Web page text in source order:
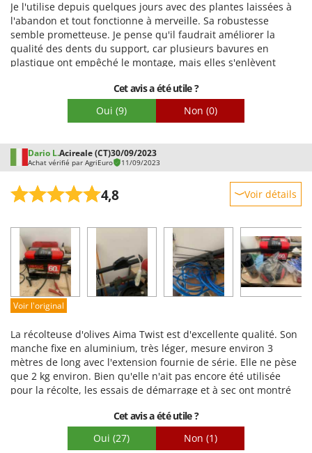
Je l'utilise depuis quelques jours avec des plantes laissées à
l'abandon et tout fonctionne à merveille. Sa robustesse
semble prometteuse. Je pense qu'il faudrait améliorer la
qualité des dents du support, car plusieurs bavures en
plastique ont empêché le montage, mais elles s'enlèvent
Cet avis a été utile ?
Oui (9) Non (0)
Dario L.Acireale (CT)30/09/2023
Achat vérifié par AgriEuro 11/09/2023
4,8 Voir détails
Prestations
Facilité d'utilisation
Qualité / Prix
Facilité de montage
Voir l'original
La récolteuse d'olives Aima Twist est d'excellente qualité. Son
manche fixe en aluminium, très léger, mesure environ 3
mètres de long avec l'extension fournie de série. Elle ne pèse
que 2 kg environ. Bien qu'elle n'ait pas encore été utilisée
pour la récolte, les essais de démarrage et à sec ont montré
fatigue de l'opérateur. L'équipement complet fourni par
Agrieuro comprend une batterie, une tige de charbon de
rechange, des gants, des lunettes de sécurité, un casque
Cet avis a été utile ?
Oui (27) Non (1)